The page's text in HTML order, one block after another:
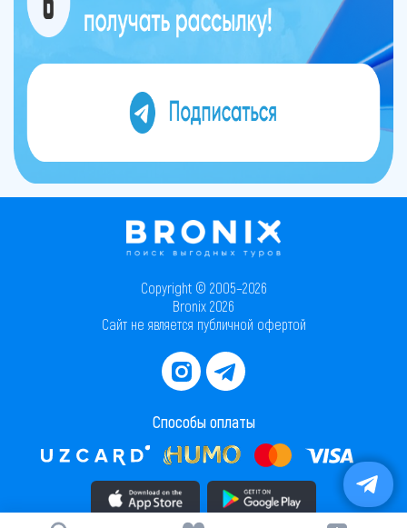
Copyright © 2005–2026
Bronix 2026
Сайт не является публичной офертой
Способы оплаты
Скачать приложение в AppStore Скачать приложение в PlayMarket